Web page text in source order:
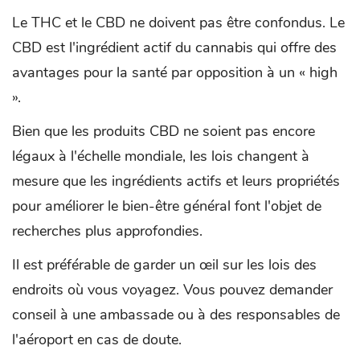
Le THC et le CBD ne doivent pas être confondus. Le
CBD est l'ingrédient actif du cannabis qui offre des
avantages pour la santé par opposition à un « high
».
Bien que les produits CBD ne soient pas encore
légaux à l'échelle mondiale, les lois changent à
mesure que les ingrédients actifs et leurs propriétés
pour améliorer le bien-être général font l'objet de
recherches plus approfondies.
Il est préférable de garder un œil sur les lois des
endroits où vous voyagez. Vous pouvez demander
conseil à une ambassade ou à des responsables de
l'aéroport en cas de doute.